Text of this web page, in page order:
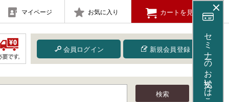
マイページ お気に入り カートを見る
会員ログイン 新規会員登録
検索 セミナーのお支払いはこちら